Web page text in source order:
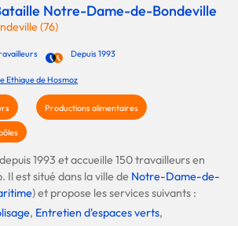
Notre-Dame-de-Bondeville
(76)
Depuis 1993
Ethique de Hosmoz
Productions alimentaires
1993 et accueille 150 travailleurs en
Il est situé dans la ville de Notre-Dame-de-
) et propose les services suivants :
, Entretien d'espaces verts,